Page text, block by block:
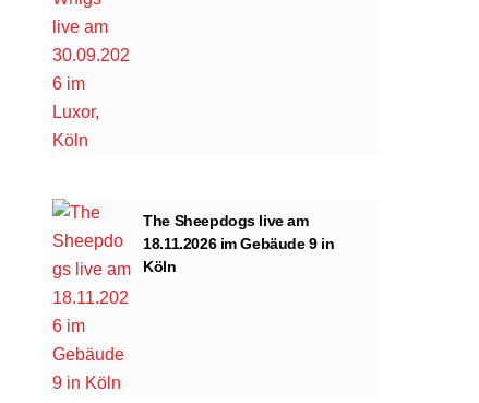
The Sheepdogs live am
18.11.2026 im Gebäude 9 in
Köln